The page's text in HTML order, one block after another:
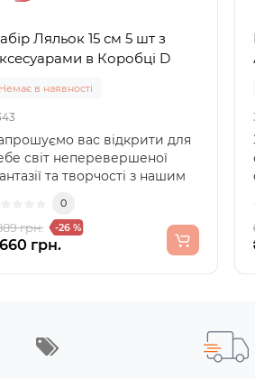
Ляльок 15 см 5 шт з
в Коробці D
Немає в наявності
вас відкрити для
світ неперевершеної
та творчості з нашим
0
грн. -26 %
грн.